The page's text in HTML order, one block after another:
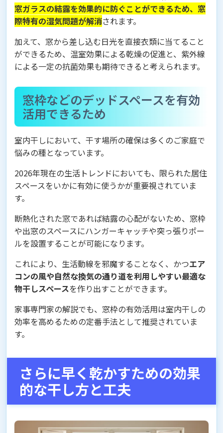
窓ガラスの結露を効果的に防ぐことができるため、窓
際特有の湿気問題が解消されます。
加えて、窓から差し込む日光を直接衣類に当てること
ができるため、温室効果による乾燥の促進と、紫外線
による一定の抗菌効果も期待できると考えられます。
窓枠などのデッドスペースを有効
活用できるため
室内干しにおいて、干す場所の確保は多くのご家庭で
悩みの種となっています。
2026年現在の生活トレンドにおいても、限られた居住
スペースをいかに有効に使うかが重要視されていま
す。
断熱化された窓であれば結露の心配がないため、窓枠
や出窓のスペースにハンガーキャッチや突っ張りポー
ルを設置することが可能になります。
これにより、生活動線を邪魔することなく、かつエア
コンの風や自然な換気の通り道を利用しやすい最適な
物干しスペースを作り出すことができます。
家事専門家の解説でも、窓枠の有効活用は室内干しの
効率を高めるための定番手法として推奨されていま
す。
さらに早く乾かすための効果
的な干し方と工夫